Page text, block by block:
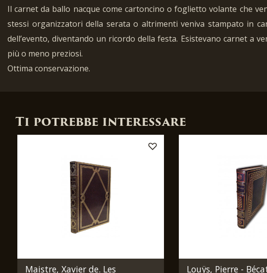
Il carnet da ballo nacque come cartoncino o foglietto volante che
stessi organizzatori della serata o altrimenti veniva stampato in
dell’evento, diventando un ricordo della festa. Esistevano carnet a
più o meno preziosi.
Ottima conservazione.
Ti potrebbe interessare
Maistre, Xavier de. Les
Louÿs, Pierre -